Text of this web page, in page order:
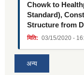
Chowk to
Standard),
Structure from
मिति: 03/15/2020 -
अन्य